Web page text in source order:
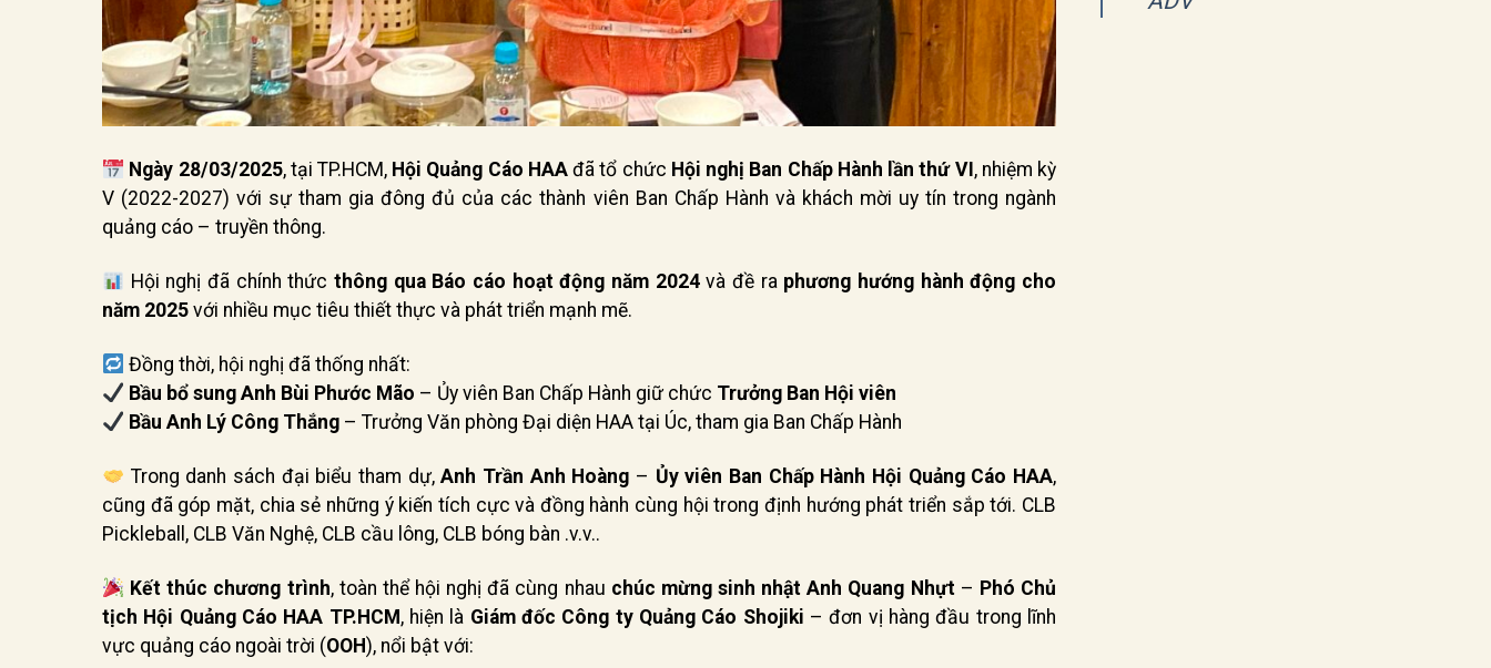
Ngày 28/03/2025, tại TP.HCM, Hội Quảng Cáo HAAđã tổ chức Hội nghị Ban Chấp Hành lần thứ VI , nhiệm kỳ
V (2022-2027) với sự tham gia đông đủ của các thành viên Ban Chấp Hành và khách mời uy tín trong ngành
quảng cáo – truyền thông.
Hội nghị đã chính thứcthông qua Báo cáo hoạt động năm 2024và đề ra phương hướng hành động cho
năm 2025 với nhiều mục tiêu thiết thực và phát triển mạnh mẽ.
Đồng thời, hội nghị đã thống nhất:
Bầu bổ sung Anh Bùi Phước Mão – Ủy viên Ban Chấp Hành giữ chức Trưởng Ban Hội viên
Bầu Anh Lý Công Thắng – Trưởng Văn phòng Đại diện HAA tại Úc, tham gia Ban Chấp Hành
Trong danh sách đại biểu tham dự,Anh Trần Anh Hoàng – Ủy viên Ban Chấp Hành Hội Quảng Cáo HAA,
cũng đã góp mặt, chia sẻ những ý kiến tích cực và đồng hành cùng hội trong định hướng phát triển sắp tới. CLB
Pickleball, CLB Văn Nghệ, CLB cầu lông, CLB bóng bàn .v.v..
Kết thúc chương trình, toàn thể hội nghị đã cùng nhau chúc mừng sinh nhật Anh Quang Nhựt– Phó Chủ
tịch Hội Quảng Cáo HAA TP.HCM, hiện là Giám đốc Công ty Quảng Cáo Shojiki – đơn vị hàng đầu trong lĩnh
vực quảng cáo ngoài trời (OOH), nổi bật với: